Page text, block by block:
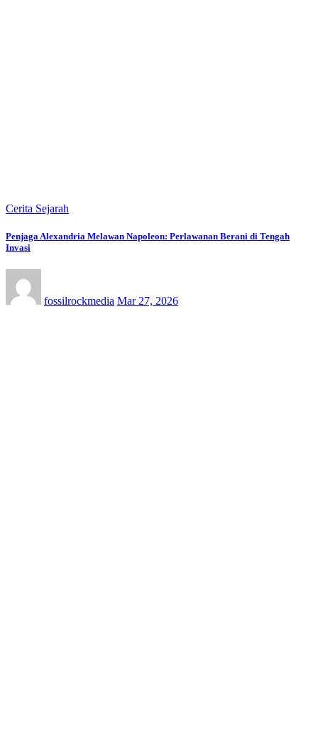
Cerita Sejarah
Penjaga Alexandria Melawan Napoleon: Perlawanan Berani di Tengah
Invasi
fossilrockmedia Mar 27, 2026